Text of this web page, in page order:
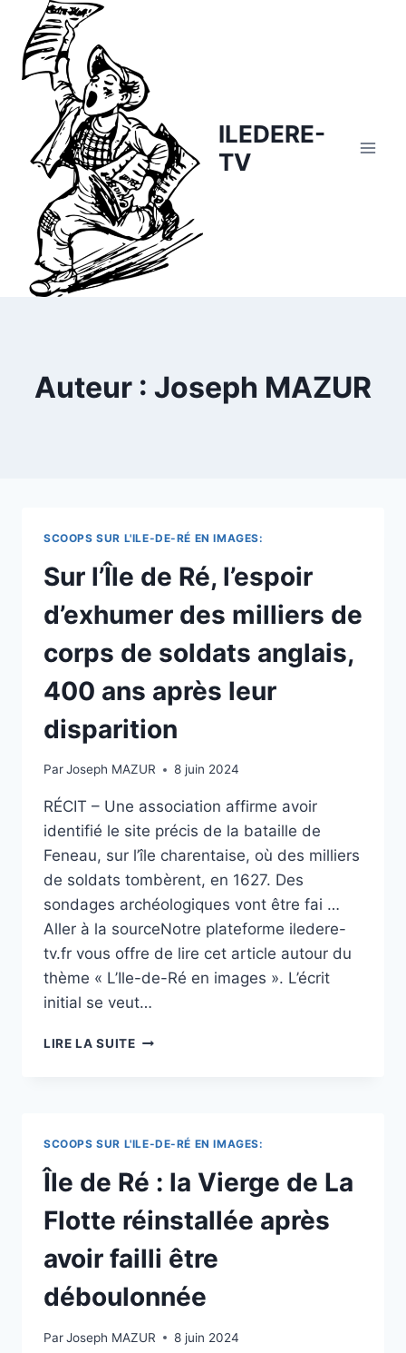
content
ILEDERE-
TV
Auteur : Joseph MAZUR
SCOOPS SUR L'ILE-DE-RÉ EN IMAGES:
Sur l’Île de Ré, l’espoir
d’exhumer des milliers de
corps de soldats anglais,
400 ans après leur
disparition
ParJoseph MAZUR 8 juin 2024
RÉCIT – Une association affirme avoir
identifié le site précis de la bataille de
Feneau, sur l’île charentaise, où des milliers
de soldats tombèrent, en 1627. Des
sondages archéologiques vont être fai …
Aller à la sourceNotre plateforme iledere-
tv.fr vous offre de lire cet article autour du
thème « L’Ile-de-Ré en images ». L’écrit
initial se veut…
LIRE LA SUITESUR
D’EXHUMER
MILLIERS
DE
CORPS
DE
SOLDATS
ANGLAIS,
ANS
LEUR
SCOOPS SUR L'ILE-DE-RÉ EN IMAGES:
Île de Ré : la Vierge de La
Flotte réinstallée après
avoir failli être
déboulonnée
ParJoseph MAZUR 8 juin 2024